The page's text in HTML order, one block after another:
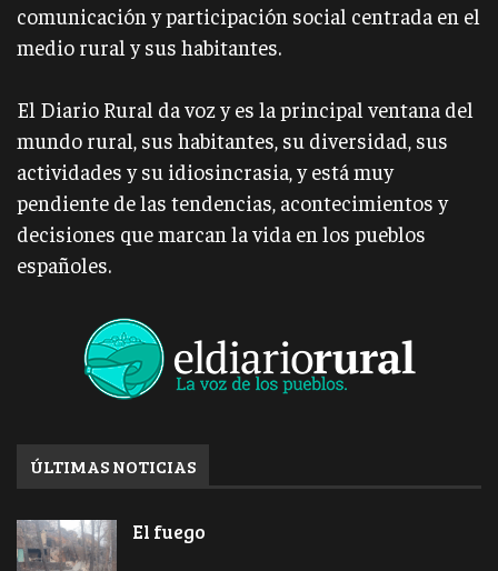
comunicación y participación social centrada en el
medio rural y sus habitantes.
El Diario Rural da voz y es la principal ventana del
mundo rural, sus habitantes, su diversidad, sus
actividades y su idiosincrasia, y está muy
pendiente de las tendencias, acontecimientos y
decisiones que marcan la vida en los pueblos
españoles.
ÚLTIMAS NOTICIAS
El fuego